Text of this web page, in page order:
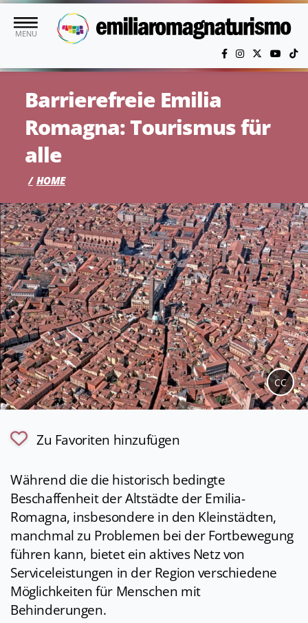
Skip to main content
MENU
Barrierefreie Emilia
Romagna: Tourismus für
alle
HOME
CC
Zu Favoriten hinzufügen
Während die die historisch bedingte
Beschaffenheit der Altstädte der Emilia-
Romagna, insbesondere in den Kleinstädten,
manchmal zu Problemen bei der Fortbewegung
führen kann, bietet ein aktives Netz von
Serviceleistungen in der Region verschiedene
Möglichkeiten für Menschen mit
Behinderungen.